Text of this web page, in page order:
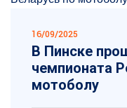
16/09/2025
В Пинске
чемпионата
мотоболу